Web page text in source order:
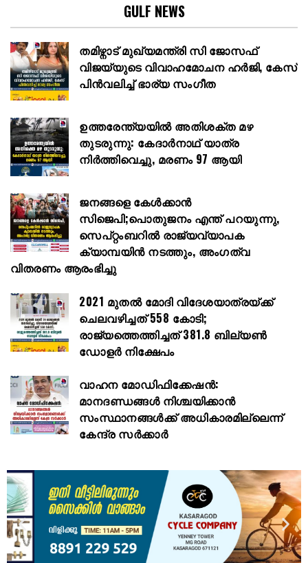
GULF NEWS
തമിഴ്നാട് മുഖ്യമന്ത്രി സി ജോസഫ്
വിജയ്‌യുടെ വിവാഹമോചന ഹർജി, കേസ്
പിൻവലിച്ച് ഭാര്യ സംഗീത
ഉത്തരേന്ത്യയിൽ അതിശക്ത മഴ
തുടരുന്നു: കേദാർനാഥ് യാത്ര
നിർത്തിവെച്ചു, മരണം 97 ആയി
ജനങ്ങളെ കേൾക്കാൻ
സിജെപി;പൊതുജനം എന്ത് പറയുന്നു,
സെപ്റ്റംബറിൽ രാജ്യവ്യാപക
ക്യാമ്പയിൻ നടത്തും, അംഗത്വ
വിതരണം ആരംഭിച്ചു
2021 മുതൽ മോദി വിദേശയാത്രയ്ക്ക്
ചെലവഴിച്ചത് 558 കോടി;
രാജ്യത്തെത്തിച്ചത് 381.8 ബില്യൺ
ഡോളർ നിക്ഷേപം
വാഹന മോഡിഫിക്കേഷൻ:
മാനദണ്ഡങ്ങൾ നിശ്ചയിക്കാൻ
സംസ്ഥാനങ്ങൾക്ക് അധികാരമില്ലെന്ന്
കേന്ദ്ര സർക്കാർ